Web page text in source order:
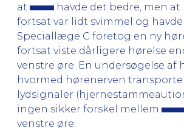
at
havde det bedre, men
fortsat var lidt svimmel og havde
Speciallæge C foretog en ny
fortsat viste dårligere hørelse
venstre øre. En undersøgelse af
hvormed hørenerven
lydsignaler
ingen sikker forskel mellem
venstre øre.